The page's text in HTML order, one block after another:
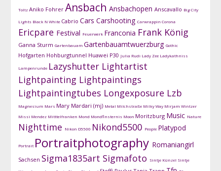
Toltz Aniko Fohrer Ansbach Ansbachopen Anscavallo Big City
Lights Black N White Cabrio Cars Carshooting Carwrappin Corona
Ericpare Festival Feuerwerk Franconia Frank König
Ganna Sturm Gartenbauam Gartenbauamtwuerzburg Gothic
Hofgarten Hohburgtunnel Huawei P30 Julia Rudi Lady Zee Ladykathniss
Lampenrunde Lazyshutter Lightartist
Lightpainting Lightpaintings
Lightpaintingtubes Longexposure Lzb
Magnesium Mars Mary Mardari (mj) Metal Milchstraße Milky Way Mirjam Wintzer
Missi Mendez Mitttelfranken Mond Mondfinsternis Moon Moritzburg Music Nature
Nighttime Nikon D5500 Nikond5500 People Platypod
Portrait Portraitphotography Romaniangirl
Sachsen Sigma1835art Sigmafoto Sintje Künzel Sintje